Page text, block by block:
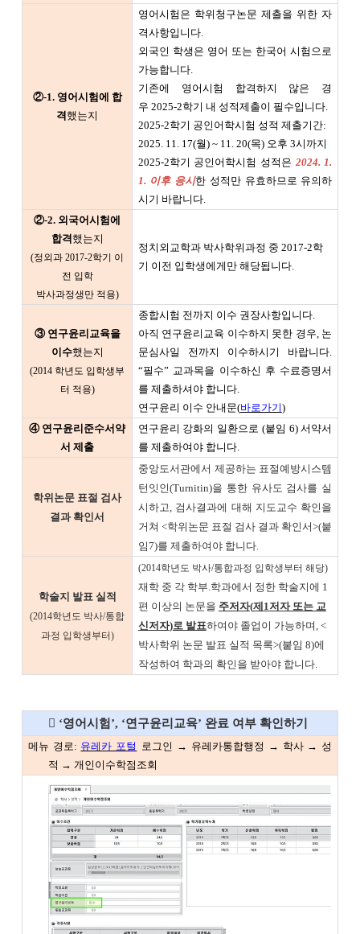
②-1. 영어시험에 합
격했는지
영어시험은 학위청구논문 제출을 위한 자
격사항입니다.
외국인 학생은 영어 또는 한국어 시험으로
가능합니다.
기존에 영어시험 합격하지 않은 경
우 2025-2학기 내 성적제출이 필수입니다.
2025-2학기 공인어학시험 성적 제출기간:
2025. 11. 17(월) ~ 11. 20(목) 오후 3시까지
2025-2학기 공인어학시험 성적은 2024. 1.
1. 이후 응시한 성적만 유효하므로 유의하
시기 바랍니다.
②-2. 외국어시험에
합격했는지
(정외과 2017-2학기 이
전 입학
박사과정생만 적용)
정치외교학과 박사학위과정 중 2017-2학
기 이전 입학생에게만 해당됩니다.
③ 연구윤리교육을
이수했는지
(2014 학년도 입학생부
터 적용)
종합시험 전까지 이수 권장사항입니다.
아직 연구윤리교육 이수하지 못한 경우, 논
문심사일 전까지 이수하시기 바랍니다.
“필수” 교과목을 이수하신 후 수료증명서
를 제출하셔야 합니다.
연구윤리 이수 안내문(바로가기)
④ 연구윤리준수서약
서 제출
연구윤리 강화의 일환으로 (붙임 6) 서약서
를 제출하여야 합니다.
학위논문 표절 검사
결과 확인서
중앙도서관에서 제공하는 표절예방시스템
턴잇인(Turnitin)을 통한 유사도 검사를 실
시하고, 검사결과에 대해 지도교수 확인을
거쳐 <학위논문 표절 검사 결과 확인서>(붙
임7)를 제출하여야 합니다.
학술지 발표 실적
(2014학년도 박사/통합
과정 입학생부터)
(2014학년도 박사/통합과정 입학생부터 해당)
재학 중 각 학부.학과에서 정한 학술지에 1
편 이상의 논문을 주저자(제1 저자 또는 교
신저자)로 발표하여야 졸업이 가능하며, <
박사학위 논문 발표 실적 목록>(붙임 8)에
작성하여 학과의 확인을 받아야 합니다.
 ‘영어시험’, ‘연구윤리교육’ 완료 여부 확인하기
메뉴 경로: 유레카 포털
로그인 → 유레카통합행정 → 학사 → 성
적 → 개인이수학점조회